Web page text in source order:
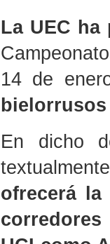
La UEC ha
14 de
bielorrusos
En dicho
ofrecerá